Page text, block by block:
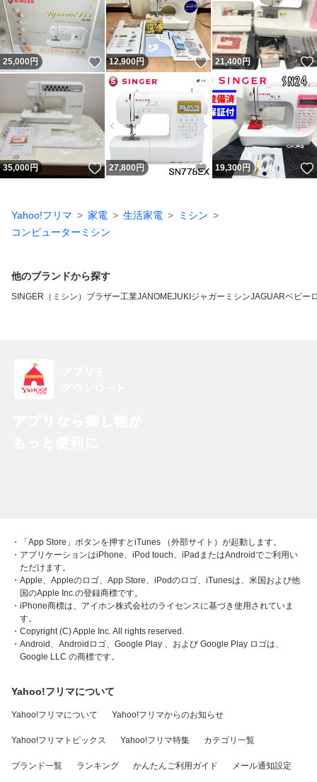
25,000円 いいね！
12,900円 いいね！
21,400円
35,000円 いいね！
27,800円 いいね！
19,300円
Yahoo!フリマ 家電 生活家電
ミシン
コンピューターミシン
他のブランドから探す
SINGER（ミシン） ブラザー工業JANOMEJUKI ジャガーミシンJAGUARベビー
・「App Store」ボタンを押すとiTunes （外部サイト）が起動します。
・アプリケーションはiPhone、iPod touch、iPadまたはAndroidでご利用い
ただけます。
・Apple、Appleのロゴ、App Store、iPodのロゴ、iTunesは、米国および他
国のApple Inc.の登録商標です。
・iPhone商標は、アイホン株式会社のライセンスに基づき使用されていま
す。
・Copyright (C) Apple Inc. All rights reserved.
・Android、Androidロゴ、Google Play 、および Google Play ロゴは、
Google LLC の商標です。
Yahoo!フリマについて
Yahoo!フリマについて Yahoo!フリマからのお知らせ
Yahoo!フリマトピックス Yahoo!フリマ特集 カテゴリ一覧
ブランド一覧 ランキング かんたんご利用ガイド メール通知設定